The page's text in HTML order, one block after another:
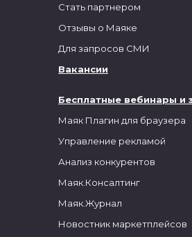
Бесплатные вебинары и
Маяк Плагин для браузера
Управление рекламой
Анализ конкурентов
Маяк.Консалтинг
Маяк.Журнал
Новостник маркетплейсов
Стать партнером
Отзывы о Маяке
Для запросов СМИ
Вакансии